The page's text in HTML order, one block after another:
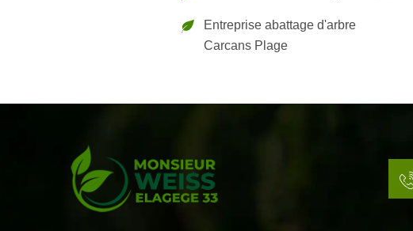
Entreprise abattage d'arbre
Carcans Plage